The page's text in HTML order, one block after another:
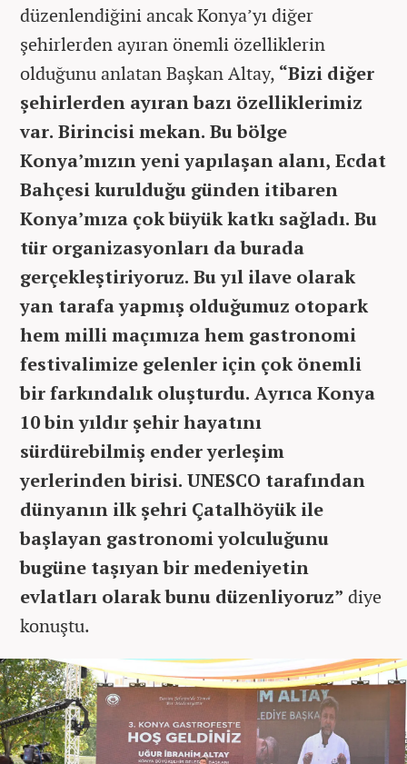
düzenlendiğini ancak Konya’yı diğer
şehirlerden ayıran önemli özelliklerin
olduğunu anlatan Başkan Altay, “Bizi diğer
şehirlerden ayıran bazı özelliklerimiz
var. Birincisi mekan. Bu bölge
Konya’mızın yeni yapılaşan alanı, Ecdat
Bahçesi kurulduğu günden itibaren
Konya’mıza çok büyük katkı sağladı. Bu
tür organizasyonları da burada
gerçekleştiriyoruz. Bu yıl ilave olarak
yan tarafa yapmış olduğumuz otopark
hem milli maçımıza hem gastronomi
festivalimize gelenler için çok önemli
bir farkındalık oluşturdu. Ayrıca Konya
10 bin yıldır şehir hayatını
sürdürebilmiş ender yerleşim
yerlerinden birisi. UNESCO tarafından
dünyanın ilk şehri Çatalhöyük ile
başlayan gastronomi yolculuğunu
bugüne taşıyan bir medeniyetin
evlatları olarak bunu düzenliyoruz” diye
konuştu.